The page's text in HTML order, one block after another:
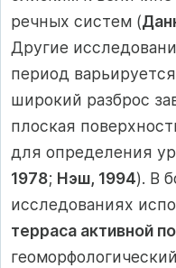
речных систем (
Другие
период
широкий разброс
плоская
для определения
1978; Нэш, 1994). В
исследованиях
терраса активной